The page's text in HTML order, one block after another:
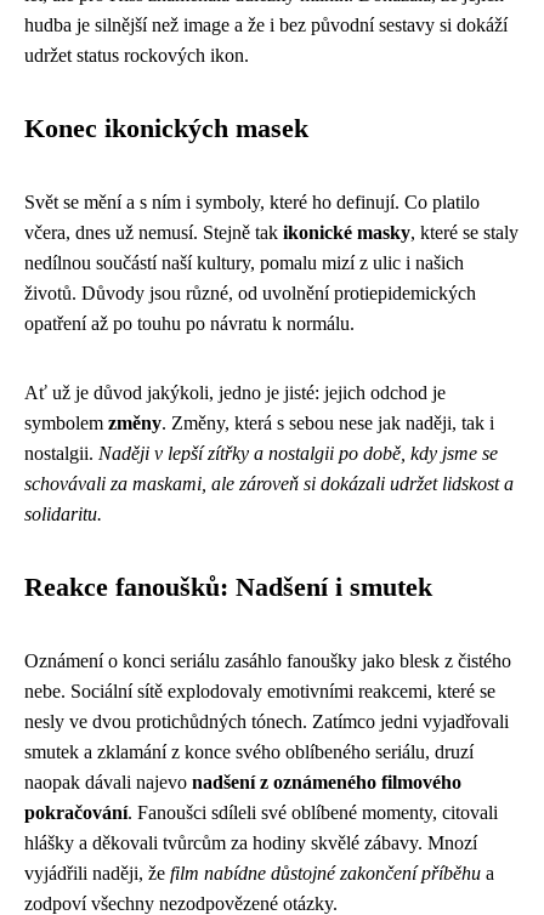
hudba je silnější než image a že i bez původní sestavy si dokáží
udržet status rockových ikon.
Konec ikonických masek
Svět se mění a s ním i symboly, které ho definují. Co platilo
včera, dnes už nemusí. Stejně tak ikonické masky, které se staly
nedílnou součástí naší kultury, pomalu mizí z ulic i našich
životů. Důvody jsou různé, od uvolnění protiepidemických
opatření až po touhu po návratu k normálu.
Ať už je důvod jakýkoli, jedno je jisté: jejich odchod je
symbolem změny. Změny, která s sebou nese jak naději, tak i
nostalgii. Naději v lepší zítřky a nostalgii po době, kdy jsme se
schovávali za maskami, ale zároveň si dokázali udržet lidskost a
solidaritu.
Reakce fanoušků: Nadšení i smutek
Oznámení o konci seriálu zasáhlo fanoušky jako blesk z čistého
nebe. Sociální sítě explodovaly emotivními reakcemi, které se
nesly ve dvou protichůdných tónech. Zatímco jedni vyjadřovali
smutek a zklamání z konce svého oblíbeného seriálu, druzí
naopak dávali najevo nadšení z oznámeného filmového
pokračování. Fanoušci sdíleli své oblíbené momenty, citovali
hlášky a děkovali tvůrcům za hodiny skvělé zábavy. Mnozí
vyjádřili naději, že film nabídne důstojné zakončení příběhu a
zodpoví všechny nezodpovězené otázky.